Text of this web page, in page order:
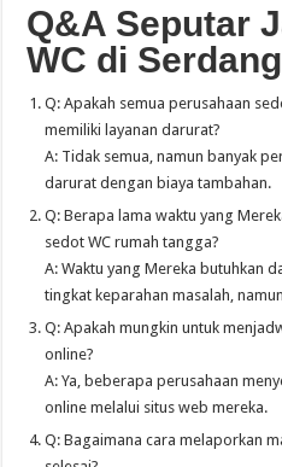
Q&A Seputar
WC di
Q: Apakah semua perusahaan
memiliki layanan darurat?
A: Tidak semua, namun banyak
darurat dengan biaya tambahan.
Q: Berapa lama waktu yang
sedot WC rumah tangga?
A: Waktu yang Mereka butuhkan
tingkat keparahan masalah,
Q: Apakah mungkin untuk
online?
A: Ya, beberapa perusahaan
online melalui situs web mereka.
Q: Bagaimana cara melaporkan